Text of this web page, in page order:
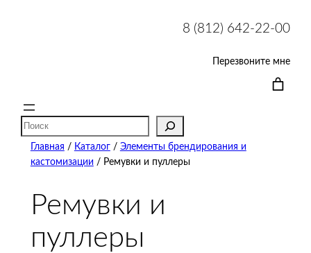
8 (812) 642-22-00
Перезвоните мне
Поиск
Главная / Каталог/ Элементы брендирования и
кастомизации / Ремувки и пуллеры
Ремувки и
пуллеры